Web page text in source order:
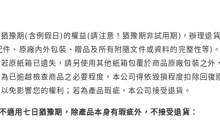
豫期(含例假日)的權益(請注意！猶豫期非試用期)，辦理退
、原廠內外包裝、贈品及所有附隨文件或資料的完整性等)。
原紙箱已遺失，請另使用其他紙箱包覆於商品原廠包裝之外
已逾越檢查商品之必要程度，本公司得依毀損程度扣除回復
免影響您的權利；若為產品瑕疵，本公司接受退貨。
用七日猶豫期，除產品本身有瑕疵外，不接受退貨：